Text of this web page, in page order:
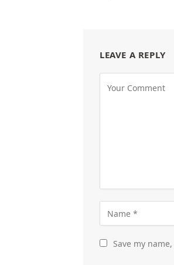
LEAVE A REPLY
Save my